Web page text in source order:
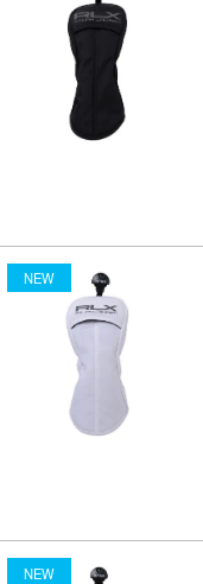
NEW
NEW